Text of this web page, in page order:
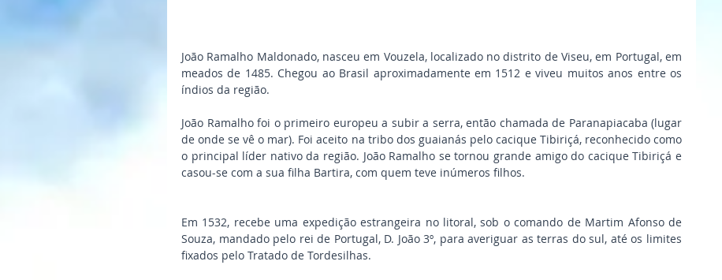
João Ramalho Maldonado, nasceu em Vouzela, localizado no distrito de Viseu, em Portugal, em
meados de 1485. Chegou ao Brasil aproximadamente em 1512 e viveu muitos anos entre os
índios da região.
João Ramalho foi o primeiro europeu a subir a serra, então chamada de Paranapiacaba (lugar
de onde se vê o mar). Foi aceito na tribo dos guaianás pelo cacique Tibiriçá, reconhecido como
o principal líder nativo da região. João Ramalho se tornou grande amigo do cacique Tibiriçá e
casou-se com a sua filha Bartira, com quem teve inúmeros filhos.
Em 1532, recebe uma expedição estrangeira no litoral, sob o comando de Martim Afonso de
Souza, mandado pelo rei de Portugal, D. João 3º, para averiguar as terras do sul, até os limites
fixados pelo Tratado de Tordesilhas.